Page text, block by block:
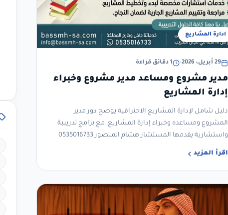
ادارة المشاريع
29 أبريل، 2026 • 1 دقائق قراءة
مدير مشروع ومساعد مدير مشروع وخبراء
إدارة المشاريع
دليل شامل لإدارة المشاريع الاحترافية يوضح دور مدير
المشروع ومساعده وخبراء إدارة المشاريع، مع برامج تدريبية
واستشارية يقدمها المستشار هشام المنصور 0535016733
اقرأ المزيد